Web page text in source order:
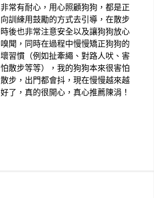
非常有耐心，用心照顧狗狗，都是正
向訓練用鼓勵的方式去引導，在散步
時後也非常注意安全以及讓狗狗放心
嗅聞，同時在過程中慢慢矯正狗狗的
壞習慣（例如扯牽繩、對路人吠、害
怕散步等等），我的狗狗本來很害怕
散步，出門都會抖，現在慢慢越來越
好了，真的很開心，真心推薦陳涓！